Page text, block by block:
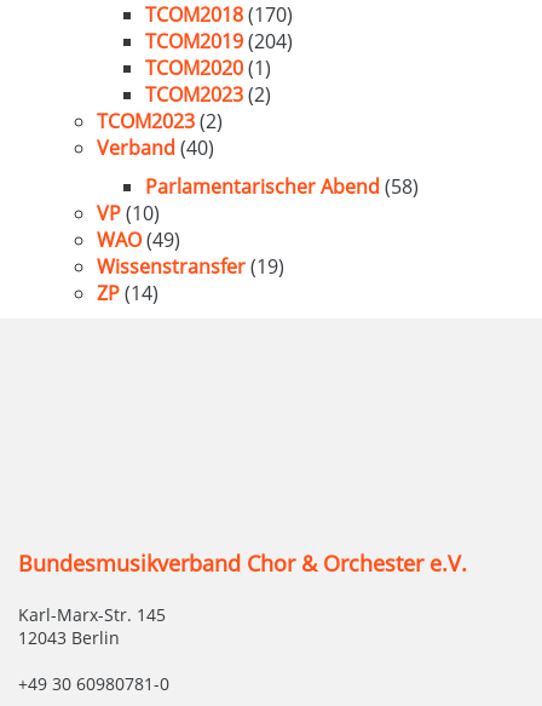
TCOM2018(170)
TCOM2019(204)
TCOM2020(1)
TCOM2023(2)
TCOM2023(2)
Verband (40)
Parlamentarischer Abend (58)
VP(10)
WAO(49)
Wissenstransfer(19)
ZP(14)
Bundesmusikverband Chor & Orchester e.V.
Karl-Marx-Str. 145
12043 Berlin
+49 30 60980781-0